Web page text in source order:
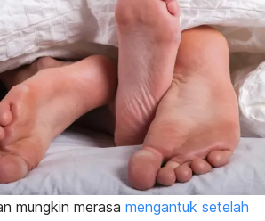
mungkin merasa mengantuk setelah